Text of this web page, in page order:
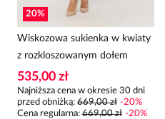
20%
Wiskozowa sukienka w kwiaty
z rozkloszowanym dołem
535,00 zł
Najniższa cena w okresie 30 dni
przed obniżką: 669,00 zł -20%
Cena regularna: 669,00 zł -20%